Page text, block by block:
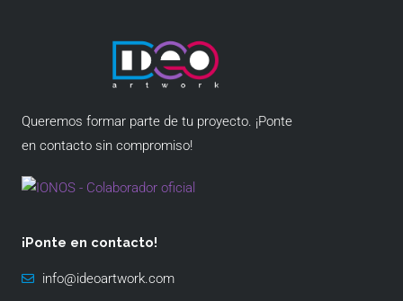
Queremos formar parte de tu proyecto. ¡Ponte
en contacto sin compromiso!
¡Ponte en contacto!
info@ideoartwork.com